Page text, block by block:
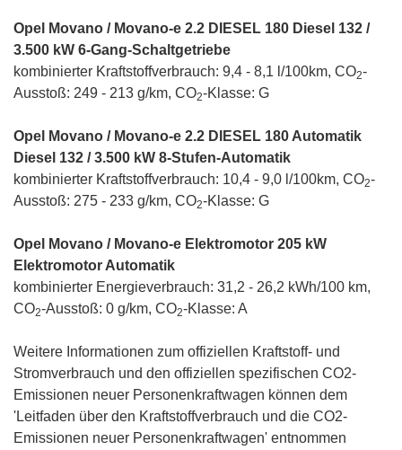
Opel Movano / Movano-e 2.2 DIESEL 180 Diesel 132 /
3.500 kW 6-Gang-Schaltgetriebe
kombinierter Kraftstoffverbrauch: 9,4 - 8,1 l/100km, CO2-
Ausstoß: 249 - 213 g/km, CO2-Klasse: G
Opel Movano / Movano-e 2.2 DIESEL 180 Automatik
Diesel 132 / 3.500 kW 8-Stufen-Automatik
kombinierter Kraftstoffverbrauch: 10,4 - 9,0 l/100km, CO2-
Ausstoß: 275 - 233 g/km, CO2-Klasse: G
Opel Movano / Movano-e Elektromotor 205 kW
Elektromotor Automatik
kombinierter Energieverbrauch: 31,2 - 26,2 kWh/100 km,
CO2-Ausstoß: 0 g/km, CO2-Klasse: A
Weitere Informationen zum offiziellen Kraftstoff- und
Stromverbrauch und den offiziellen spezifischen CO2-
Emissionen neuer Personenkraftwagen können dem
'Leitfaden über den Kraftstoffverbrauch und die CO2-
Emissionen neuer Personenkraftwagen' entnommen